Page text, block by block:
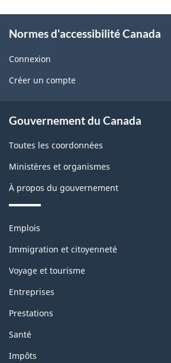
r
o
b
l
m
o
n
t
i
s
p
a
g
e
i
d
g
e
t
b
l
o
c
k
o
U
Normes d'accessibilité Canada
Connexion
Créer un compte
About
Gouvernement du Canada
Toutes les coordonnées
Ministères et organismes
À propos du gouvernement
Thèmes
sujets
Emplois
Immigration et citoyenneté
Voyage et tourisme
Entreprises
Prestations
Santé
Impôts